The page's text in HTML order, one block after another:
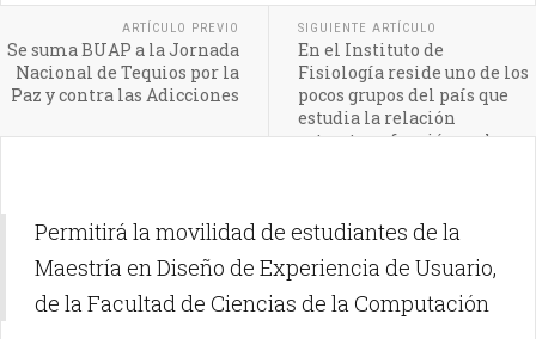
ARTÍCULO PREVIO
Se suma BUAP a la Jornada
Nacional de Tequios por la
Paz y contra las Adicciones
SIGUIENTE ARTÍCULO
En el Instituto de
Fisiología reside uno de los
pocos grupos del país que
estudia la relación
estructura-función en las
Permitirá la movilidad de estudiantes de la
Maestría en Diseño de Experiencia de Usuario,
de la Facultad de Ciencias de la Computación